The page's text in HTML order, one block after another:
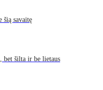
šią savaitę
bet šilta ir be lietaus